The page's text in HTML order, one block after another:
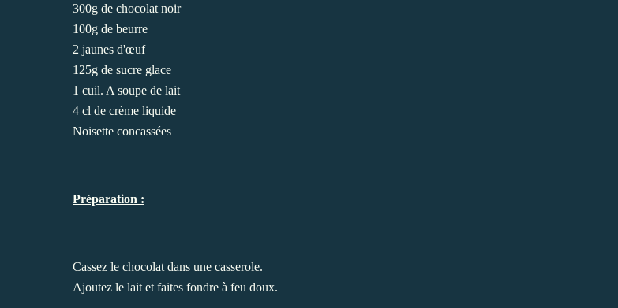
300g de chocolat noir
100g de beurre
2 jaunes d'œuf
125g de sucre glace
1 cuil. A soupe de lait
4 cl de crème liquide
Noisette concassées
Préparation :
Cassez le chocolat dans une casserole.
Ajoutez le lait et faites fondre à feu doux.